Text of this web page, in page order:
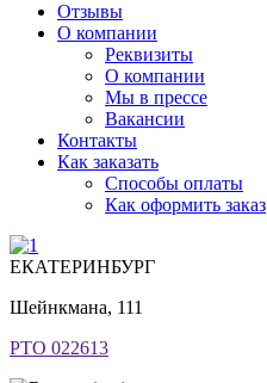
Отзывы
О компании
Реквизиты
О компании
Мы в прессе
Вакансии
Контакты
Как заказать
Способы оплаты
Как оформить заказ
ЕКАТЕРИНБУРГ
Шейнкмана, 111
РТО 022613